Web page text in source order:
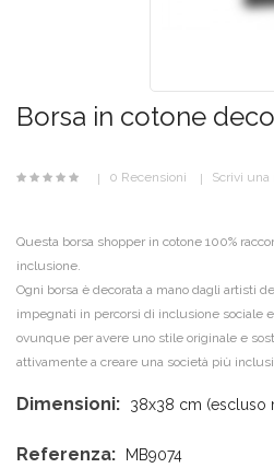
Borsa in cotone
0 Recensioni Scrivi una
Questa borsa shopper in cotone 100%
inclusione.
Ogni borsa è decorata a mano dagli artisti
impegnati in percorsi di inclusione sociale
ovunque per avere uno stile originale e
attivamente a creare una società più
Dimensioni: 38x38 cm (escluso
Referenza: MB9074